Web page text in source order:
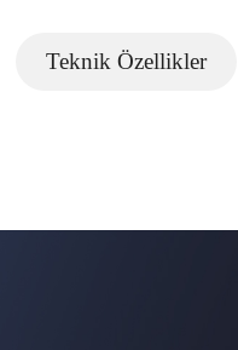
Teknik Özellikler